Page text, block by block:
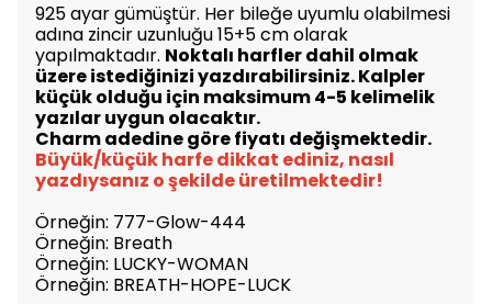
925 ayar gümüştür. Her bileğe uyumlu olabilmesi
adına zincir uzunluğu 15+5 cm olarak
yapılmaktadır. Noktalı harfler dahil olmak
üzere istediğinizi yazdırabilirsiniz. Kalpler
küçük olduğu için maksimum 4-5 kelimelik
yazılar uygun olacaktır.
Charm adedine göre fiyatı değişmektedir.
Büyük/küçük harfe dikkat ediniz, nasıl
yazdıysanız o şekilde üretilmektedir!
Örneğin: 777-Glow-444
Örneğin: Breath
Örneğin: LUCKY-WOMAN
Örneğin: BREATH-HOPE-LUCK